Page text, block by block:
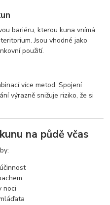
bariéru, kterou kuna vnímá
Jsou vhodné jako
použití.
více metod. Spojení
výrazně snižuje riziko, že si
na půdě včas
noci